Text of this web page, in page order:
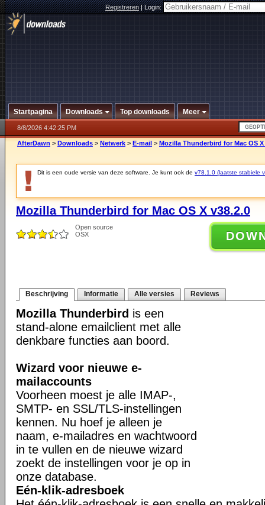
Registreren|Login:
Startpagina Downloads Top downloads Meer
8/8/2026 4:42:25 PM
AfterDawn > Downloads > Netwerk > E-mail > Mozilla Thunderbird for Mac OS X
Dit is een oude versie van deze software. Je kunt ook de v78.1.0 (laatste stabiele
Mozilla Thunderbird for Mac OS X v38.2.0
Open source
OSX
Beschrijving Informatie Alle versies Reviews
Mozilla Thunderbird is een
stand-alone emailclient met alle
denkbare functies aan boord.
Wizard voor nieuwe e-
mailaccounts
Voorheen moest je alle IMAP-,
SMTP- en SSL/TLS-instellingen
kennen. Nu hoef je alleen je
naam, e-mailadres en wachtwoord
in te vullen en de nieuwe wizard
zoekt de instellingen voor je op in
onze database.
Eén-klik-adresboek